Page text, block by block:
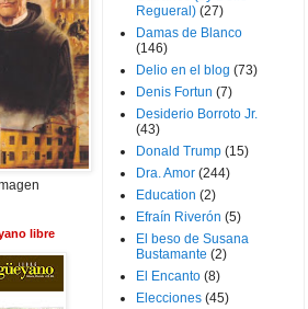
libre
Regueral) (27)
Damas de Blanco
(146)
Delio en el blog (73)
Denis Fortun (7)
Desiderio Borroto Jr.
(43)
Donald Trump (15)
Dra. Amor (244)
Education (2)
Efraín Riverón (5)
El beso de Susana
Bustamante (2)
El Encanto (8)
Elecciones (45)